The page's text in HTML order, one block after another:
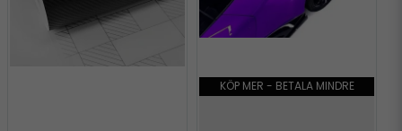
KÖP MER - BETALA MINDRE